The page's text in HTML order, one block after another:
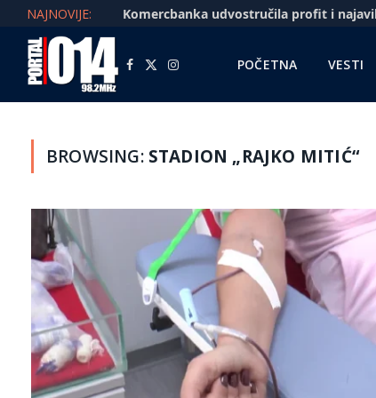
NAJNOVIJE:
Facebook
X
Instagram POČETNA VESTI
BROWSING: STADION „RAJKO MITIĆ“